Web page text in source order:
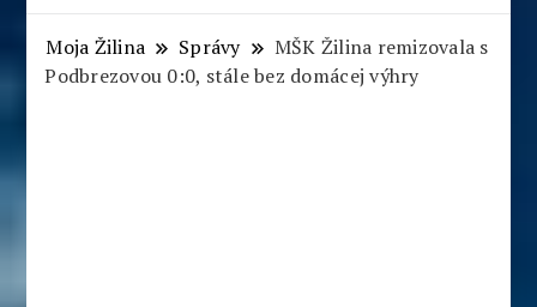
Slovensko
Moja Žilina Správy
MŠK Žilina remizovala s
Podbrezovou 0:0, stále bez domácej výhry